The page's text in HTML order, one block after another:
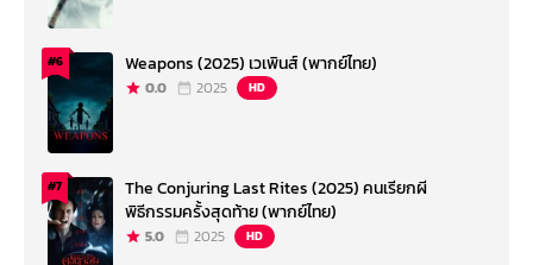
#6 Weapons (2025) เวเพินส์ (พากย์ไทย)
0.0 2025 HD
#7
The Conjuring Last Rites (2025) คนเรียกผี
พิธีกรรมครั้งสุดท้าย (พากย์ไทย)
5.0 2025 HD